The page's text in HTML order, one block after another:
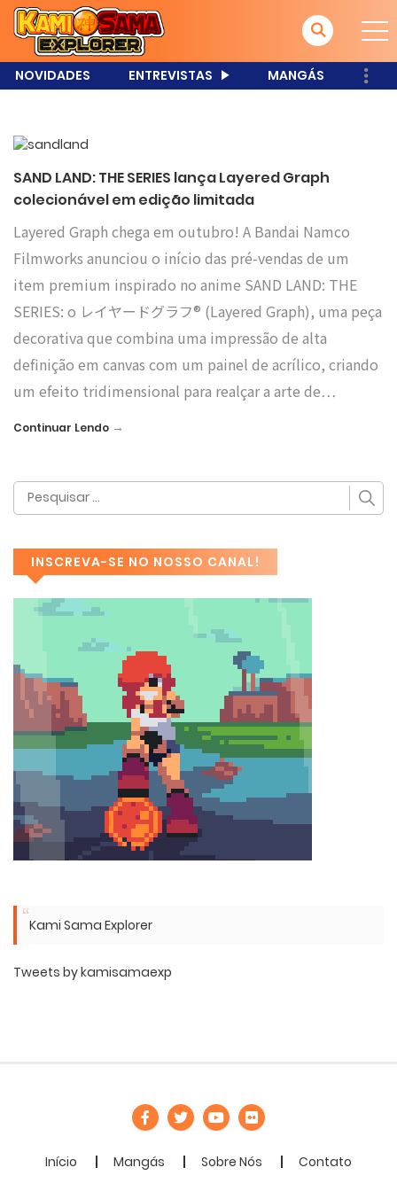
NOVIDADES ENTREVISTAS MANGÁS
SAND LAND: THE SERIES lança Layered Graph
colecionável em edição limitada
Layered Graph chega em outubro! A Bandai Namco
Filmworks anunciou o início das pré-vendas de um
item premium inspirado no anime SAND LAND: THE
SERIES: o レイヤードグラフ® (Layered Graph), uma peça
decorativa que combina uma impressão de alta
definição em canvas com um painel de acrílico, criando
um efeito tridimensional para realçar a arte de…
Continuar Lendo →
INSCREVA-SE NO NOSSO CANAL!
Kami Sama Explorer
Tweets by kamisamaexp
Início Mangás Sobre Nós Contato